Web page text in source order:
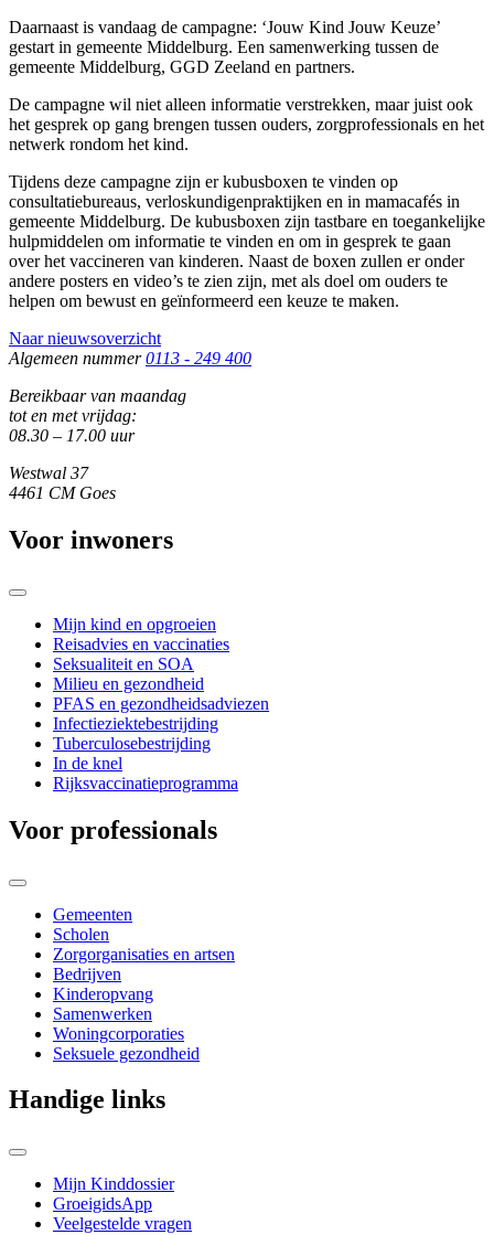
Daarnaast is vandaag de campagne: ‘Jouw Kind Jouw Keuze’
gestart in gemeente Middelburg. Een samenwerking tussen de
gemeente Middelburg, GGD Zeeland en partners.
De campagne wil niet alleen informatie verstrekken, maar juist ook
het gesprek op gang brengen tussen ouders, zorgprofessionals en het
netwerk rondom het kind.
Tijdens deze campagne zijn er kubusboxen te vinden op
consultatiebureaus, verloskundigenpraktijken en in mamacafés in
gemeente Middelburg. De kubusboxen zijn tastbare en toegankelijke
hulpmiddelen om informatie te vinden en om in gesprek te gaan
over het vaccineren van kinderen. Naast de boxen zullen er onder
andere posters en video’s te zien zijn, met als doel om ouders te
helpen om bewust en geïnformeerd een keuze te maken.
Naar nieuwsoverzicht
Algemeen nummer 0113 - 249 400
Bereikbaar van maandag
tot en met vrijdag:
08.30 – 17.00 uur
Westwal 37
4461 CM Goes
Voor inwoners
Mijn kind en opgroeien
Reisadvies en vaccinaties
Seksualiteit en SOA
Milieu en gezondheid
PFAS en gezondheidsadviezen
Infectieziektebestrijding
Tuberculosebestrijding
In de knel
Rijksvaccinatieprogramma
Voor professionals
Gemeenten
Scholen
Zorgorganisaties en artsen
Bedrijven
Kinderopvang
Samenwerken
Woningcorporaties
Seksuele gezondheid
Handige links
Mijn Kinddossier
GroeigidsApp
Veelgestelde vragen